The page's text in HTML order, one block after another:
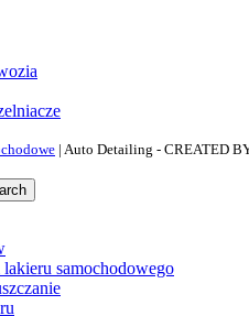
| Auto Detailing - CREATED
samochodowego